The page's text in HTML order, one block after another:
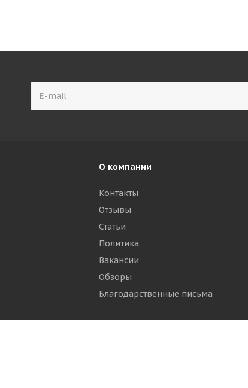
О компании
Контакты
Отзывы
Статьи
Политика
Вакансии
Обзоры
Благодарственные письма